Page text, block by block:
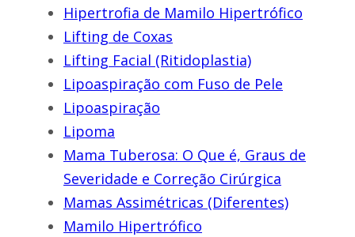
Hipertrofia de Mamilo Hipertrófico
Lifting de Coxas
Lifting Facial (Ritidoplastia)
Lipoaspiração com Fuso de Pele
Lipoaspiração
Lipoma
Mama Tuberosa: O Que é, Graus de
Severidade e Correção Cirúrgica
Mamas Assimétricas (Diferentes)
Mamilo Hipertrófico